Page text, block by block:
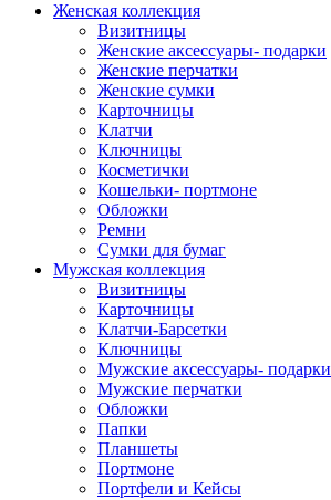
Женская коллекция
Визитницы
Женские аксессуары- подарки
Женские перчатки
Женские сумки
Карточницы
Клатчи
Ключницы
Косметички
Кошельки- портмоне
Обложки
Ремни
Сумки для бумаг
Мужская коллекция
Визитницы
Карточницы
Клатчи-Барсетки
Ключницы
Мужские аксессуары- подарки
Мужские перчатки
Обложки
Папки
Планшеты
Портмоне
Портфели и Кейсы